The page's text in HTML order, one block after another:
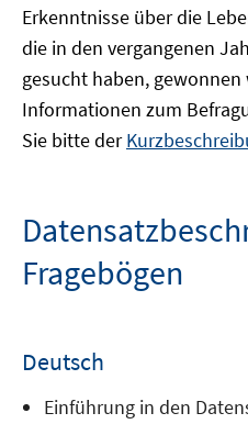
Erkenntnisse über die
die in den vergangenen
gesucht haben,
Informationen zum
Sie bitte der
Fragebögen
Deutsch
Einführung in den